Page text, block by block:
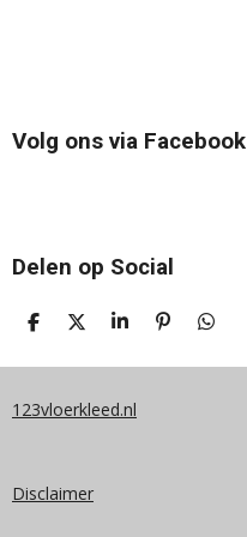
Volg ons via Facebook
Delen op Social
D
L
N
D
E
S
A
E
P
N
D
L
123vloerkleed.nl
Disclaimer